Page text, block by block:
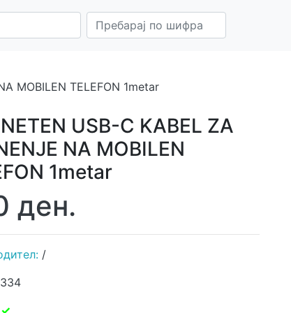
MOBILEN TELEFON 1metar
USB-C KABEL ZA
NA MOBILEN
1metar
ден.
/
334
✓